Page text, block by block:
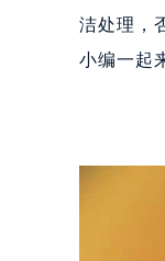
洁处理，
小编一起